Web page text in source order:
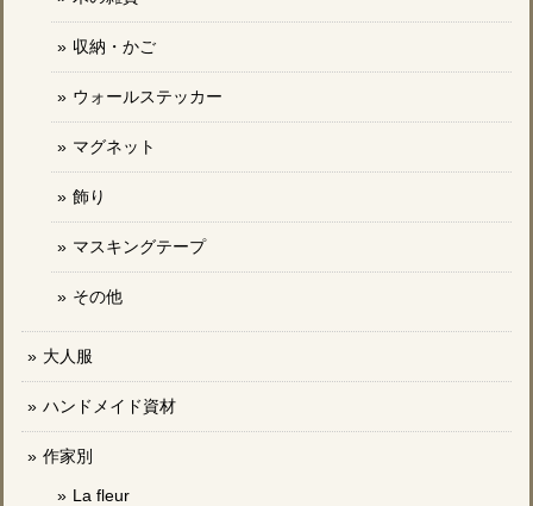
収納・かご
ウォールステッカー
マグネット
飾り
マスキングテープ
その他
大人服
ハンドメイド資材
作家別
La fleur